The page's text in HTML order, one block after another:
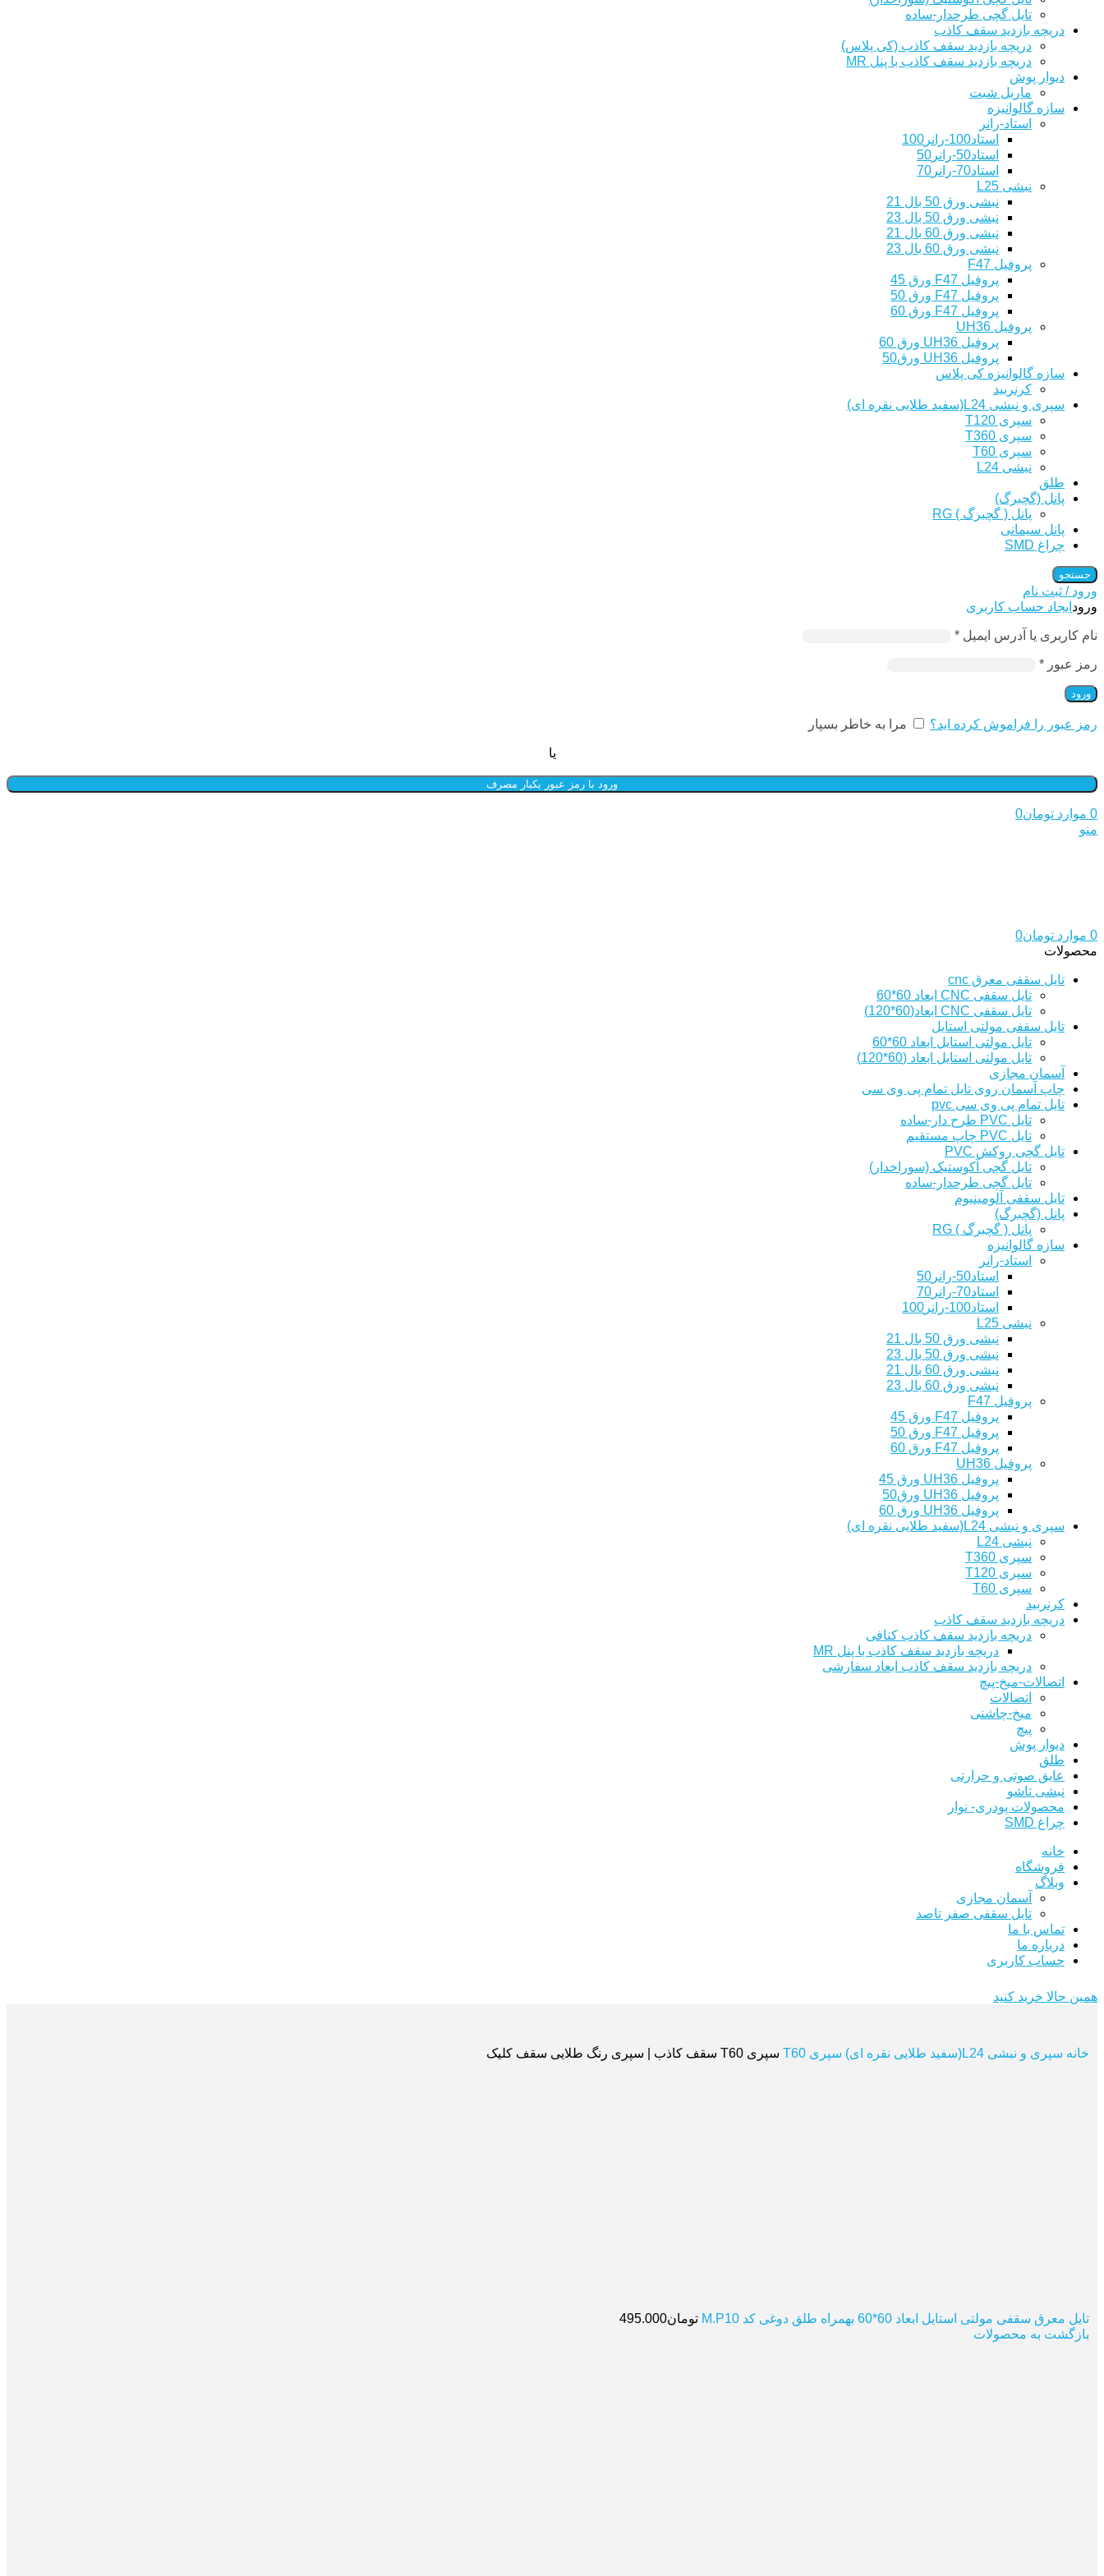
تایل گچی طرحدار-ساده
دریچه بازدید سقف کاذب
دریچه بازدید سقف کاذب (کی پلاس)
دریچه بازدید سقف کاذب با پنل MR
دیوار پوش
ماربل شیت
سازه گالوانیزه
استاد-رانر
استاد100-رانر100
استاد50-رانر50
استاد70-رانر70
نبشی L25
نبشی ورق 50 بال 21
نبشی ورق 50 بال 23
نبشی ورق 60 بال 21
نبشی ورق 60 بال 23
پروفیل F47
پروفیل F47 ورق 45
پروفیل F47 ورق 50
پروفیل F47 ورق 60
پروفیل UH36
پروفیل UH36 ورق 60
پروفیل UH36 ورق50
سازه گالوانیزه کی پلاس
کرنربید
سپری و نبشی L24(سفید طلایی نقره ای)
سپری T120
سپری T360
سپری T60
نبشی L24
طلق
پانل (گچبرگ)
پانل ( گچبرگ ) RG
پانل سیمانی
چراغ SMD
جستجو
ورود / ثبت نام
ورود ایجاد حساب کاربری
نام کاربری یا آدرس ایمیل *
رمز عبور *
ورود
رمز عبور را فراموش کرده اید؟ مرا به خاطر بسپار
یا
ورود با رمز عبور یکبار مصرف
0 موارد تومان0
منو
0 موارد تومان0
محصولات
تایل سقفی معرق cnc
تایل سقفی CNC ابعاد 60*60
تایل سقفی CNC ابعاد(60*120)
تایل سقفی مولتی استایل
تایل مولتی استایل ابعاد 60*60
تایل مولتی استایل ابعاد (60*120)
آسمان مجازی
چاپ آسمان روی تایل تمام پی وی سی
تایل تمام پی وی سی pvc
تایل PVC طرح دار-ساده
تایل PVC چاپ مستقیم
تایل گچی روکش PVC
تایل گچی آکوستیک (سوراخدار)
تایل گچی طرحدار-ساده
تایل سقفی آلومینیوم
پانل (گچبرگ)
پانل ( گچبرگ ) RG
سازه گالوانیزه
استاد-رانر
استاد50-رانر50
استاد70-رانر70
استاد100-رانر100
نبشی L25
نبشی ورق 50 بال 21
نبشی ورق 50 بال 23
نبشی ورق 60 بال 21
نبشی ورق 60 بال 23
پروفیل F47
پروفیل F47 ورق 45
پروفیل F47 ورق 50
پروفیل F47 ورق 60
پروفیل UH36
پروفیل UH36 ورق 45
پروفیل UH36 ورق50
پروفیل UH36 ورق 60
سپری و نبشی L24(سفید طلایی نقره ای)
نبشی L24
سپری T360
سپری T120
سپری T60
کرنربید
دریچه بازدید سقف کاذب
دریچه بازدید سقف کاذب کنافی
دریچه بازدید سقف کاذب با پنل MR
دریچه بازدید سقف کاذب ابعاد سفارشی
اتصالات-میخ-پیچ
اتصالات
میخ-چاشنی
پیچ
دیوار پوش
طلق
عایق صوتی و حرارتی
نبشی تاشو
محصولات پودری- نوار
چراغ SMD
خانه
فروشگاه
وبلاگ
آسمان مجازی
تایل سقفی صفر تاصد
تماس با ما
درباره ما
حساب کاربری
همین حالا خرید کنید
خانه سپری و نبشی L24(سفید طلایی نقره ای) سپری T60 سپری T60 سقف کاذب | سپری رنگ طلایی سقف کلیک
تایل معرق سقفی مولتی استایل ابعاد 60*60 بهمراه طلق دوغی کد M.P10 تومان495.000
بازگشت به محصولات